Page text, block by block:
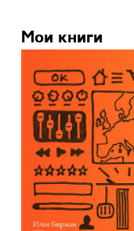
Мои книги